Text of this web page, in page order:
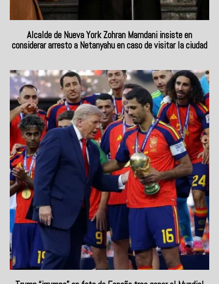
Alcalde de Nueva York Zohran Mamdani insiste en
considerar arresto a Netanyahu en caso de visitar la ciudad